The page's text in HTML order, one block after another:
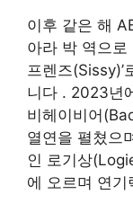
이후 같은 해
아라 박 역으로
프렌즈(Sissy)’
니다 . 2023년
비헤이비어
열연을 펼쳤으
인 로기상
에 오르며 연